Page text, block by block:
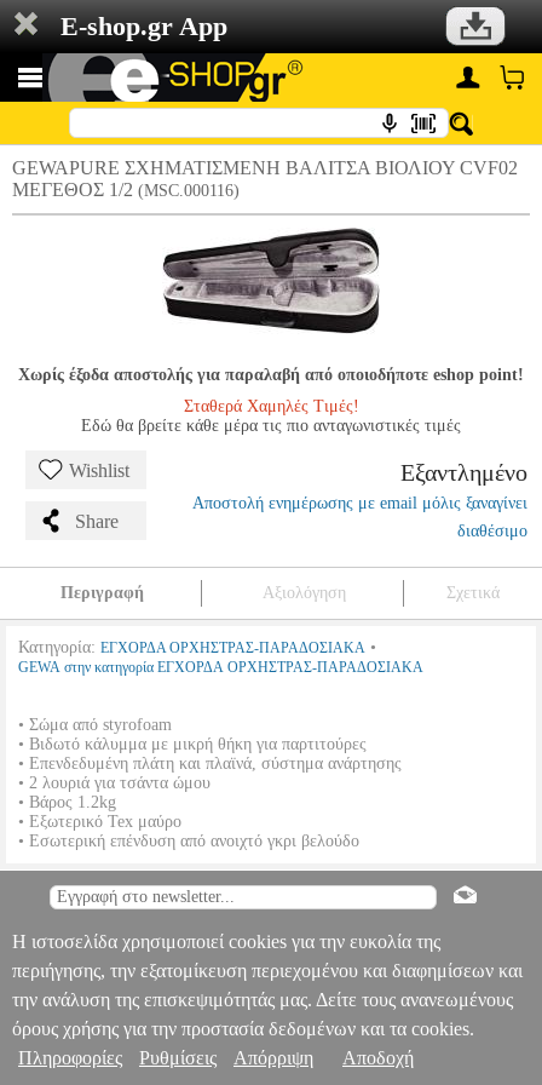
E-shop.gr App
GEWAPURE ΣΧΗΜΑΤΙΣΜΕΝΗ ΒΑΛΙΤΣΑ ΒΙΟΛΙΟΥ CVF02
ΜΕΓΕΘΟΣ 1/2 (MSC.000116)
Χωρίς έξοδα αποστολής για παραλαβή από οποιοδήποτε eshop point!
Σταθερά Χαμηλές Τιμές!
Εδώ θα βρείτε κάθε μέρα τις πιο ανταγωνιστικές τιμές
Wishlist
Share
Εξαντλημένο
Αποστολή ενημέρωσης με email μόλις ξαναγίνει
διαθέσιμο
Περιγραφή Αξιολόγηση Σχετικά
Κατηγορία: ΕΓΧΟΡΔΑ ΟΡΧΗΣΤΡΑΣ-ΠΑΡΑΔΟΣΙΑΚΑ •
GEWA στην κατηγορία ΕΓΧΟΡΔΑ ΟΡΧΗΣΤΡΑΣ-ΠΑΡΑΔΟΣΙΑΚΑ
• Σώμα από styrofoam
• Βιδωτό κάλυμμα με μικρή θήκη για παρτιτούρες
• Επενδεδυμένη πλάτη και πλαϊνά, σύστημα ανάρτησης
• 2 λουριά για τσάντα ώμου
• Βάρος 1.2kg
• Εξωτερικό Tex μαύρο
• Εσωτερική επένδυση από ανοιχτό γκρι βελούδο
ΜΕΓΕΘΟΣ 1/2 MSC.000116 GEWA
GEWA
ΟΡΧΗΣΤΡΑΣ-ΠΑΡΑΔΟΣΙΑΚΑ •GEWA στην κατηγορία
ΕΓΧΟΡΔΑ ΟΡΧΗΣΤΡΑΣ-ΠΑΡΑΔΟΣΙΑΚΑ • Σώμα από styrofoam •
Βιδωτό κάλυμμα με μικρή θήκη για παρτιτούρες • Επενδεδυμένη
πλάτη και πλαϊνά, σύστημα ανάρτησης • 2 λουριά για τσάντα ώμου •
Βάρος 1.2kg • Εξωτερικό Tex μαύρο • Εσωτερική επένδυση από
ανοιχτό γκρι βελούδο GEWAPURE ΣΧΗΜΑΤΙΣΜΕΝΗ ΒΑΛΙΤΣΑ
Πληροφορίες & Υπηρεσίες >
Η ιστοσελίδα χρησιμοποιεί cookies για την ευκολία της
περιήγησης, την εξατομίκευση περιεχομένου και διαφημίσεων και
την ανάλυση της επισκεψιμότητάς μας. Δείτε τους ανανεωμένους
όρους χρήσης για την προστασία δεδομένων και τα cookies.
Πληροφορίες
Ρυθμίσεις Απόρριψη Αποδοχή